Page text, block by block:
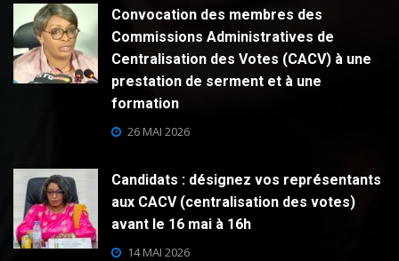
Convocation des membres des
Commissions Administratives de
Centralisation des Votes (CACV) à une
prestation de serment et à une
formation
26 MAI 2026
Candidats : désignez vos représentants
aux CACV (centralisation des votes)
avant le 16 mai à 16h
14 MAI 2026